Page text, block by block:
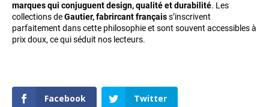
marques qui conjuguent design, qualité et durabilité. Les
collections deGautier, fabrircant françaiss’inscrivent
parfaitement dans cette philosophie et sont souvent accessibles à
prix doux, ce qui séduit nos lecteurs.
Facebook Twitter